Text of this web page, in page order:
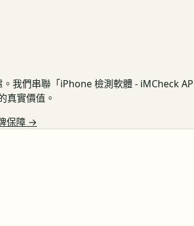
我們串聯「iPhone 檢測軟體 - iMCheck
真實價值。
保障 →